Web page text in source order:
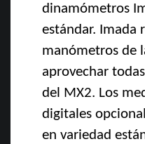
dinamómetros
estándar. Imada
manómetros de
aprovechar
del MX2. Los
digitales
en variedad